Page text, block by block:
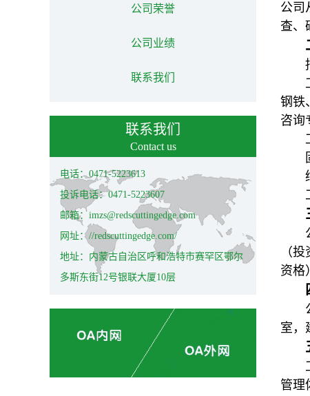
公司荣誉
公司业绩
联系我们
联系我们
Contact us
电话：0471-5223613
投诉电话：0471-5223607
邮箱：imzs@redscuttingedge.com
网址：//redscuttingedge.com/
地址：内蒙古自治区呼和浩特市赛罕区鄂尔
多斯东街12号银联大厦10层
公司
查、
钢铁
咨询
（
资格
室，
管理